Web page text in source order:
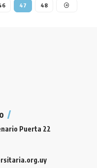
47 48
Puerta 22